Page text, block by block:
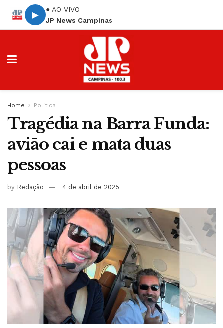
▶
● AO VIVO
JP News Campinas
Home Política
Tragédia na Barra Funda:
avião cai e mata duas
pessoas
by Redação 4 de abril de 2025